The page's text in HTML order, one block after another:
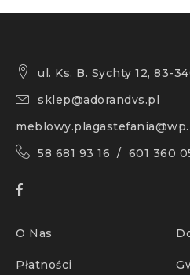
ul. Ks. B. Sychty 12, 83-
sklep@adorandvs.pl
58 681 93 16 / 601 360
O Nas
Płatności